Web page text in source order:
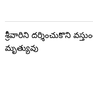
శ్రీవారిని దర్శించుకొని
మృత్యువు